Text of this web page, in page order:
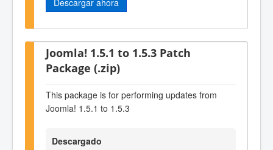
Descargar ahora
Joomla! 1.5.1 to 1.5.3 Patch
Package (.zip)
This package is for performing updates from
Joomla! 1.5.1 to 1.5.3
Descargado